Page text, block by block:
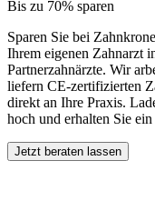
Bis zu 70% sparen
Sparen Sie bei
Ihrem eigenen Zahnarzt
Partnerzahnärzte. Wir
liefern CE-zertifizierten
direkt an Ihre Praxis.
hoch und erhalten Sie
Jetzt beraten lassen